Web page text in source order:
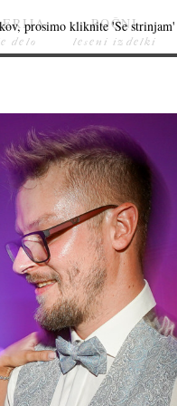
delo
ROČNI
leseni izdelki
prosimo kliknite 'Se